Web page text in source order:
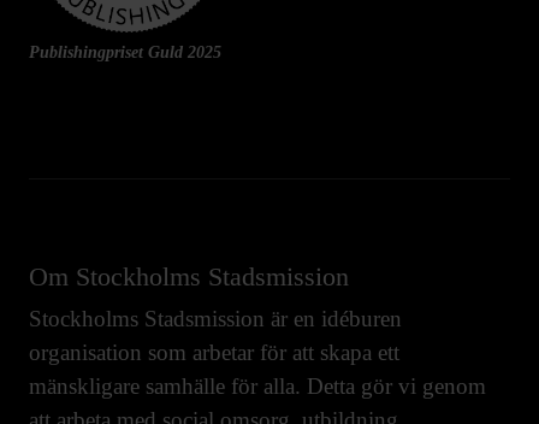
Publishingpriset Guld 2025
Om Stockholms Stadsmission
Stockholms Stadsmission är en idéburen
organisation som arbetar för att skapa ett
mänskligare samhälle för alla. Detta gör vi genom